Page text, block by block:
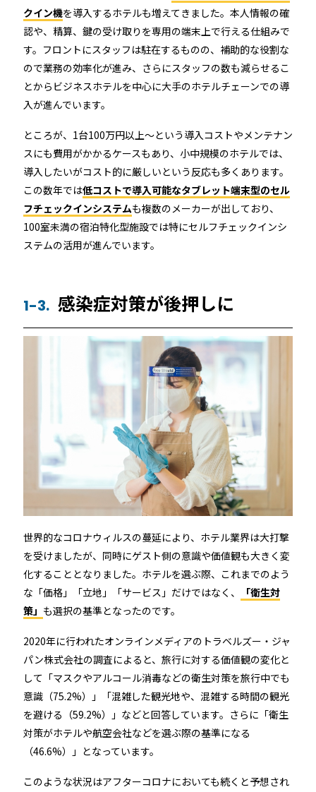
クイン機を導入するホテルも増えてきました。本人情報の確
認や、精算、鍵の受け取りを専用の端末上で行える仕組みで
す。フロントにスタッフは駐在するものの、補助的な役割な
ので業務の効率化が進み、さらにスタッフの数も減らせるこ
とからビジネスホテルを中心に大手のホテルチェーンでの導
入が進んでいます。
ところが、1台100万円以上～という導入コストやメンテナン
スにも費用がかかるケースもあり、小中規模のホテルでは、
導入したいがコスト的に厳しいという反応も多くあります。
この数年では低コストで導入可能なタブレット端末型のセル
フチェックインシステムも複数のメーカーが出しており、
100室未満の宿泊特化型施設では特にセルフチェックインシ
ステムの活用が進んでいます。
1-3. 感染症対策が後押しに
世界的なコロナウィルスの蔓延により、ホテル業界は大打撃
を受けましたが、同時にゲスト側の意識や価値観も大きく変
化することとなりました。ホテルを選ぶ際、これまでのよう
な「価格」「立地」「サービス」だけではなく、
「衛生対
策」 も選択の基準となったのです。
2020年に行われたオンラインメディアのトラベルズー・ジャ
パン株式会社の調査によると、旅行に対する価値観の変化と
して「マスクやアルコール消毒などの衛生対策を旅行中でも
意識（75.2%）」「混雑した観光地や、混雑する時間の観光
を避ける（59.2%）」などと回答しています。さらに「衛生
対策がホテルや航空会社などを選ぶ際の基準になる
（46.6%）」となっています。
このような状況はアフターコロナにおいても続くと予想され